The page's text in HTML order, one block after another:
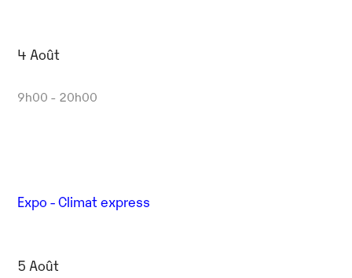
4 Août
9h00 - 20h00
Expo - Climat express
5 Août